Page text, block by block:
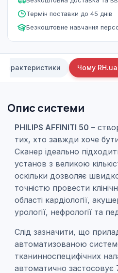
Термін поставки до 45 днів
Безкоштовне навчання
Характеристики Чому
Опис системи
PHILIPS AFFINITI 50 –
тих, хто завжди хоче
Сканер ідеально
установ з великою
оскільки дозволяє
точністю провести
області кардіології,
урології, нефрології та
Слід зазначити, що
автоматизованою
тканинноспецифічних
автоматично застосовує